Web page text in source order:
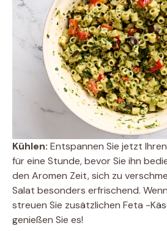
Kühlen: Entspannen Sie jetzt
für eine Stunde, bevor Sie ihn
den Aromen Zeit, sich zu
Salat besonders erfrischend.
streuen Sie zusätzlichen Feta -
genießen Sie es!